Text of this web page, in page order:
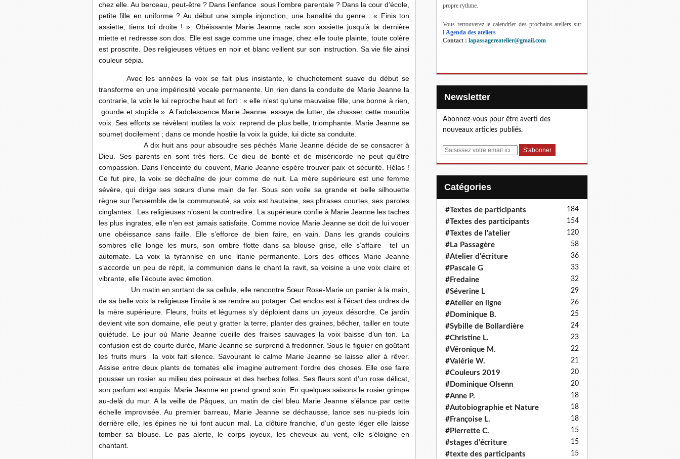
chez elle. Au berceau, peut-être ? Dans l’enfance sous l’ombre parentale ? Dans la cour d’école,
petite fille en uniforme ? Au début une simple injonction, une banalité du genre : « Finis ton
assiette, tiens toi droite ! ». Obéissante Marie Jeanne racle son assiette jusqu’à la dernière
miette et redresse son dos. Elle est sage comme une image, chez elle toute plainte, toute colère
est proscrite. Des religieuses vêtues en noir et blanc veillent sur son instruction. Sa vie file ainsi
couleur sépia.
Avec les années la voix se fait plus insistante, le chuchotement suave du début se
transforme en une impériosité vocale permanente. Un rien dans la conduite de Marie Jeanne la
contrarie, la voix le lui reproche haut et fort : « elle n’est qu’une mauvaise fille, une bonne à rien,
gourde et stupide ». A l’adolescence Marie Jeanne essaye de lutter, de chasser cette maudite
voix. Ses efforts se révèlent inutiles la voix reprend de plus belle, triomphante. Marie Jeanne se
soumet docilement ; dans ce monde hostile la voix la guide, lui dicte sa conduite.
A dix huit ans pour absoudre ses péchés Marie Jeanne décide de se consacrer à
Dieu. Ses parents en sont très fiers. Ce dieu de bonté et de miséricorde ne peut qu’être
compassion. Dans l’enceinte du couvent, Marie Jeanne espère trouver paix et sécurité. Hélas !
Ce fut pire, la voix se déchaîne de jour comme de nuit. La mère supérieure est une femme
sévère, qui dirige ses sœurs d’une main de fer. Sous son voile sa grande et belle silhouette
règne sur l’ensemble de la communauté, sa voix est hautaine, ses phrases courtes, ses paroles
cinglantes. Les religieuses n’osent la contredire. La supérieure confie à Marie Jeanne les taches
les plus ingrates, elle n’en est jamais satisfaite. Comme novice Marie Jeanne se doit de lui vouer
une obéissance sans faille. Elle s’efforce de bien faire, en vain. Dans les grands couloirs
sombres elle longe les murs, son ombre flotte dans sa blouse grise, elle s’affaire tel un
automate. La voix la tyrannise en une litanie permanente. Lors des offices Marie Jeanne
s’accorde un peu de répit, la communion dans le chant la ravit, sa voisine a une voix claire et
vibrante, elle l’écoute avec émotion.
Un matin en sortant de sa cellule, elle rencontre Sœur Rose-Marie un panier à la main,
de sa belle voix la religieuse l’invite à se rendre au potager. Cet enclos est à l’écart des ordres de
la mère supérieure. Fleurs, fruits et légumes s’y déploient dans un joyeux désordre. Ce jardin
devient vite son domaine, elle peut y gratter la terre, planter des graines, bêcher, tailler en toute
quiétude. Le jour où Marie Jeanne cueille des fraises sauvages la voix baisse d’un ton. La
confusion est de courte durée, Marie Jeanne se surprend à fredonner. Sous le figuier en goûtant
les fruits murs la voix fait silence. Savourant le calme Marie Jeanne se laisse aller à rêver.
Assise entre deux plants de tomates elle imagine autrement l’ordre des choses. Elle ose faire
pousser un rosier au milieu des poireaux et des herbes folles. Ses fleurs sont d’un rose délicat,
son parfum est exquis. Marie Jeanne en prend grand soin. En quelques saisons le rosier grimpe
au-delà du mur. A la veille de Pâques, un matin de ciel bleu Marie Jeanne s’élance par cette
échelle improvisée. Au premier barreau, Marie Jeanne se déchausse, lance ses nu-pieds loin
derrière elle, les épines ne lui font aucun mal. La clôture franchie, d’un geste léger elle laisse
tomber sa blouse. Le pas alerte, le corps joyeux, les cheveux au vent, elle s’éloigne en
chantant.
propre rythme.
Vous retrouverez le calendrier des prochains ateliers sur
l'Agenda des ateliers
Contact : lapassagereatelier@gmail.com
Newsletter
Abonnez-vous pour être averti des
nouveaux articles publiés.
E
Catégories
#Textes de participants 184
#Textes des participants 154
#Textes de l'atelier 120
#La Passagère 58
#Atelier d'écriture 36
#Pascale G 33
#Fredaine 32
#Séverine L 29
#Atelier en ligne 26
#Dominique B. 25
#Sybille de Bollardière 24
#Christine L. 23
#Véronique M. 22
#Valérie W. 21
#Couleurs 2019 20
#Dominique Olsenn 20
#Anne P. 18
#Autobiographie et Nature 18
#Françoise L. 18
#Pierrette C. 15
#stages d'écriture 15
#texte des participants 15